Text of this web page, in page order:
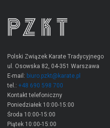
Polski Związek Karate Tradycyjnego
ul. Osowska 82, 04-351 Warszawa
E-mail: biuro.pzkt@karate.pl
tel.: +48 690 598 700
Kontakt telefoniczny
Poniedziałek 10:00-15:00
Środa 10:00-15:00
Piątek 10:00-15:00